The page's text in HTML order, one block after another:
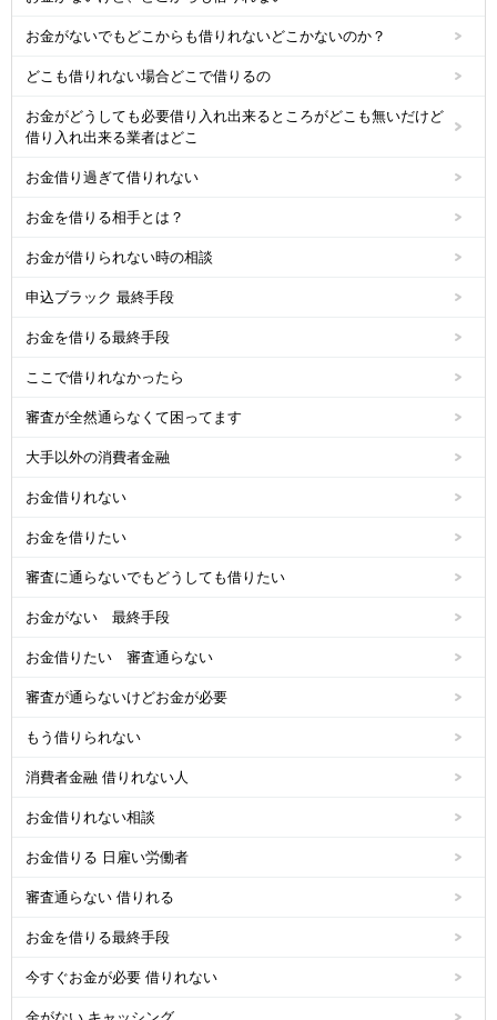
お金がないでもどこからも借りれないどこかないのか？
どこも借りれない場合どこで借りるの
お金がどうしても必要借り入れ出来るところがどこも無いだけど
借り入れ出来る業者はどこ
お金借り過ぎて借りれない
お金を借りる相手とは？
お金が借りられない時の相談
申込ブラック 最終手段
お金を借りる最終手段
ここで借りれなかったら
審査が全然通らなくて困ってます
大手以外の消費者金融
お金借りれない
お金を借りたい
審査に通らないでもどうしても借りたい
お金がない 最終手段
お金借りたい 審査通らない
審査が通らないけどお金が必要
もう借りられない
消費者金融 借りれない人
お金借りれない相談
お金借りる 日雇い労働者
審査通らない 借りれる
お金を借りる最終手段
今すぐお金が必要 借りれない